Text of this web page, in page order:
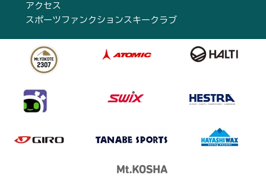
アクセス
スポーツファンクションスキークラブ